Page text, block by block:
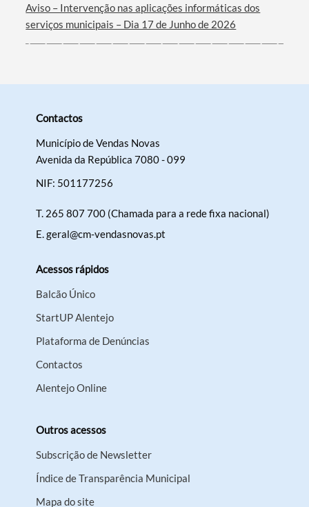
Aviso – Intervenção nas aplicações informáticas dos
serviços municipais – Dia 17 de Junho de 2026
Contactos
Município de Vendas Novas
Avenida da República 7080 - 099
NIF: 501177256
T. 265 807 700 (Chamada para a rede fixa nacional)
E.geral@cm-vendasnovas.pt
Acessos rápidos
Balcão Único
StartUP Alentejo
Plataforma de Denúncias
Contactos
Alentejo Online
Outros acessos
Subscrição de Newsletter
Índice de Transparência Municipal
Mapa do site